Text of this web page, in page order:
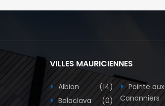
VILLES MAURICIENNES
Albion
(14)
Balaclava
(0)
Pointe aux
Canonniers